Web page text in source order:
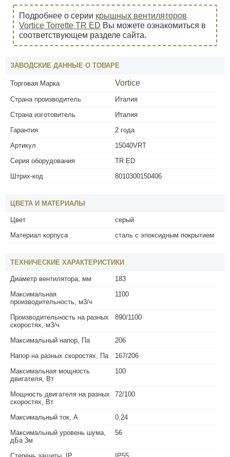
Подробнее о серии крышных вентиляторов
Vortice Torrette TR ED Вы можете ознакомиться в
соответствующем разделе сайта.
ЗАВОДСКИЕ ДАННЫЕ О ТОВАРЕ
Торговая Марка Vortice
Страна производитель
Италия
Страна изготовитель
Италия
Гарантия
2 года
Артикул
15040VRT
Серия оборудования
TR ED
Штрих-код
8010300150406
ЦВЕТА И МАТЕРИАЛЫ
Цвет
серый
Материал корпуса
сталь с эпоксидным покрытием
ТЕХНИЧЕСКИЕ ХАРАКТЕРИСТИКИ
Диаметр вентилятора, мм
183
Максимальная
производительность, м3/ч
1100
Производительность на разных
скоростях, м3/ч
890/1100
Максимальный напор, Па
206
Напор на разных скоростях, Па
167/206
Максимальная мощность
двигателя, Вт
100
Мощность двигателя на разных
скоростях, Вт
72/100
Максимальный ток, А
0,24
Максимальный уровень шума,
дБа 3м
56